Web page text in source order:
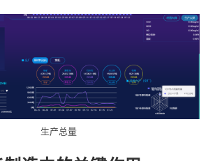
生产总量